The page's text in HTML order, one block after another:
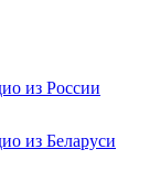
из России
из Беларуси